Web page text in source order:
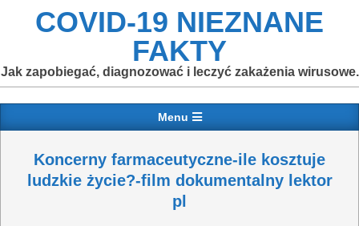
COVID-19 NIEZNANE
FAKTY
Jak zapobiegać, diagnozować i leczyć zakażenia wirusowe.
Navigation
Menu
Koncerny farmaceutyczne-ile kosztuje
ludzkie życie?-film dokumentalny lektor
pl